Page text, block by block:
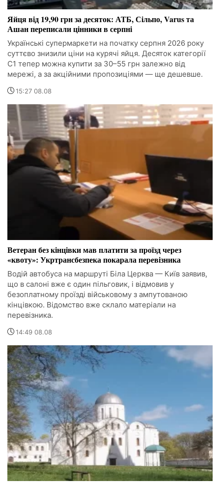
Яйця від 19,90 грн за десяток: АТБ, Сільпо, Varus та
Ашан переписали цінники в серпні
Українські супермаркети на початку серпня 2026 року
суттєво знизили ціни на курячі яйця. Десяток категорії
С1 тепер можна купити за 30–55 грн залежно від
мережі, а за акційними пропозиціями — ще дешевше.
15:27 08.08
Ветеран без кінцівки мав платити за проїзд через
«квоту»: Укртрансбезпека покарала перевізника
Водій автобуса на маршруті Біла Церква — Київ заявив,
що в салоні вже є один пільговик, і відмовив у
безоплатному проїзді військовому з ампутованою
кінцівкою. Відомство вже склало матеріали на
перевізника.
14:49 08.08